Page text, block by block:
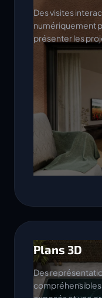
Des visites
numériquement
présenter les
Plans 3D
Des